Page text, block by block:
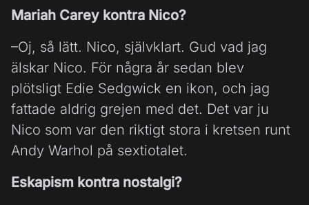
Mariah Carey kontra Nico?
–Oj, så lätt. Nico, självklart. Gud vad jag
älskar Nico. För några år sedan blev
plötsligt Edie Sedgwick en ikon, och jag
fattade aldrig grejen med det. Det var ju
Nico som var den riktigt stora i kretsen runt
Andy Warhol på sextiotalet.
Eskapism kontra nostalgi?